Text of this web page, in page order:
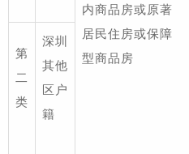
内商品房或原著
居民住房或保障
型商品房
第
二
类
深圳
其他
区户
籍